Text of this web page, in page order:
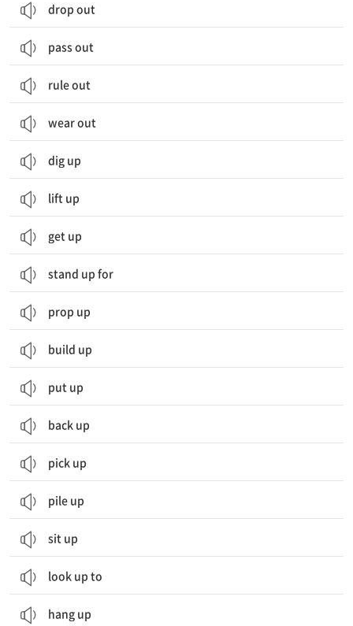
drop out
pass out
rule out
wear out
dig up
lift up
get up
stand up for
prop up
build up
put up
back up
pick up
pile up
sit up
look up to
hang up